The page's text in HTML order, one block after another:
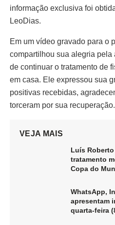
informação exclusiva foi
LeoDias.
Em um vídeo gravado para o
compartilhou sua alegria
de continuar o tratamento de
em casa. Ele expressou sua
positivas recebidas,
torceram por sua recuperação.
VEJA MAIS
Luís
tratamento
Copa do
WhatsApp,
apresentam
quarta-feira